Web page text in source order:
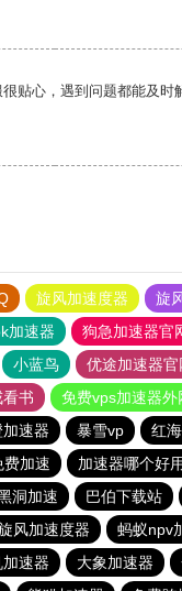
贴心，遇到问题都能及时
旋风加速度器 旋
加速器
狗急加速器官
小蓝鸟 优途加速器官
看书
免费vps加速器外
速器 暴雪vp
红
费加速 加速器哪个好用
洞加速 巴伯下载站
风加速度器
蚂蚁npv
速器 大象加速器